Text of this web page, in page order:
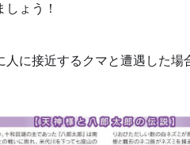
ょう！
に接近するクマと遭遇した